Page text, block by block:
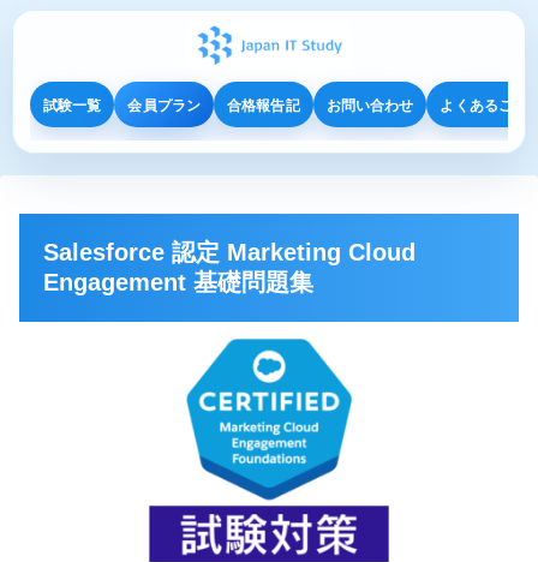
試験一覧 会員プラン 合格報告記 お問い合わせ よくあるご質
Salesforce 認定 Marketing Cloud
Engagement 基礎問題集